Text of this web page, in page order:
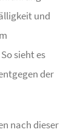
und
sieht es
der
nach dieser